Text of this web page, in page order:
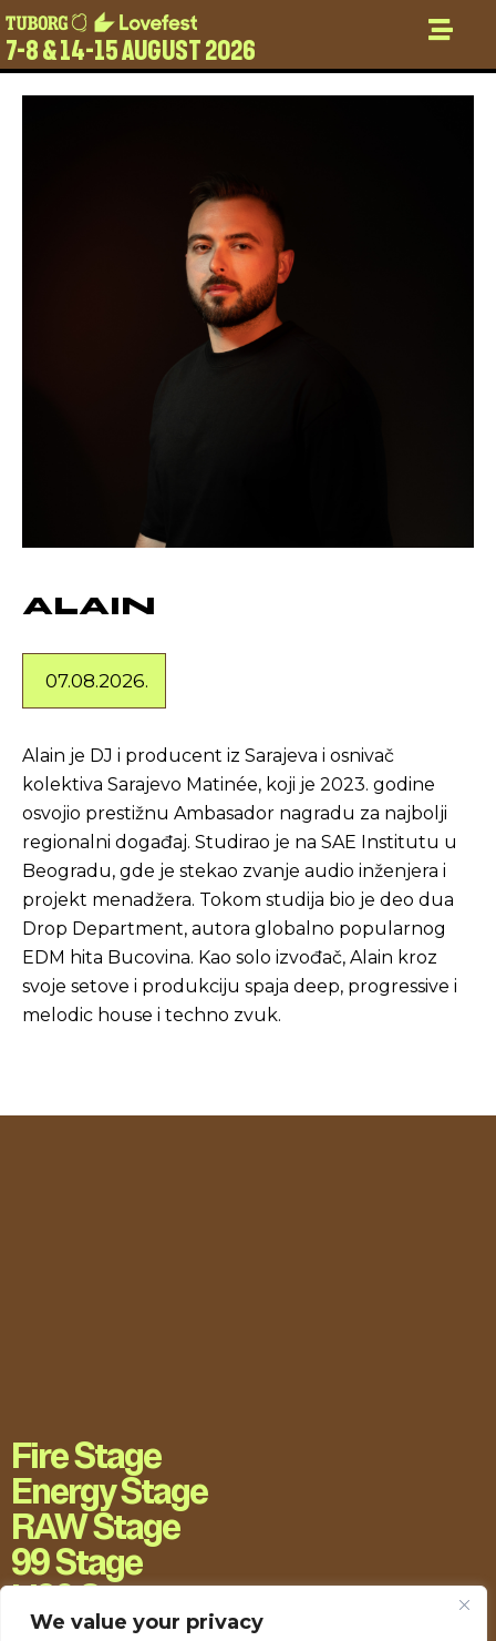
We value your privacy
7-8 & 14-15 AUGUST 2026
ALAIN
07.08.2026.
Alain je DJ i producent iz Sarajeva i osnivač
kolektiva Sarajevo Matinée, koji je 2023. godine
osvojio prestižnu Ambasador nagradu za najbolji
regionalni događaj. Studirao je na SAE Institutu u
Beogradu, gde je stekao zvanje audio inženjera i
projekt menadžera. Tokom studija bio je deo dua
Drop Department, autora globalno popularnog
EDM hita Bucovina. Kao solo izvođač, Alain kroz
svoje setove i produkciju spaja deep, progressive i
melodic house i techno zvuk.
Fire Stage
Energy Stage
RAW Stage
99 Stage
H20 Stage